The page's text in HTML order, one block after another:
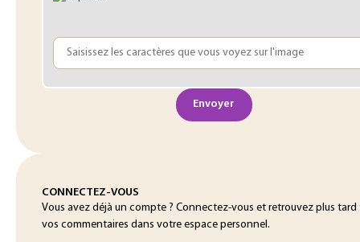
Envoyer
CONNECTEZ-VOUS
Vous avez déjà un compte ? Connectez-vous et retrouvez plus tard
vos commentaires dans votre espace personnel.